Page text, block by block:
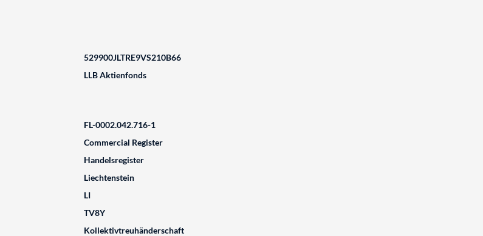
529900JLTRE9VS210B66
LLB Aktienfonds
FL-0002.042.716-1
Commercial Register
Handelsregister
Liechtenstein
LI
TV8Y
Kollektivtreuhänderschaft